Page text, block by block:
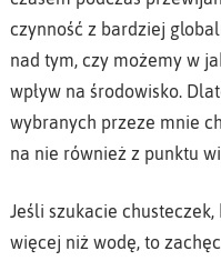
czynność z bardziej
nad tym, czy możemy w
wpływ na środowisko.
wybranych przeze mnie
na nie również z punktu
Jeśli szukacie
więcej niż wodę, to